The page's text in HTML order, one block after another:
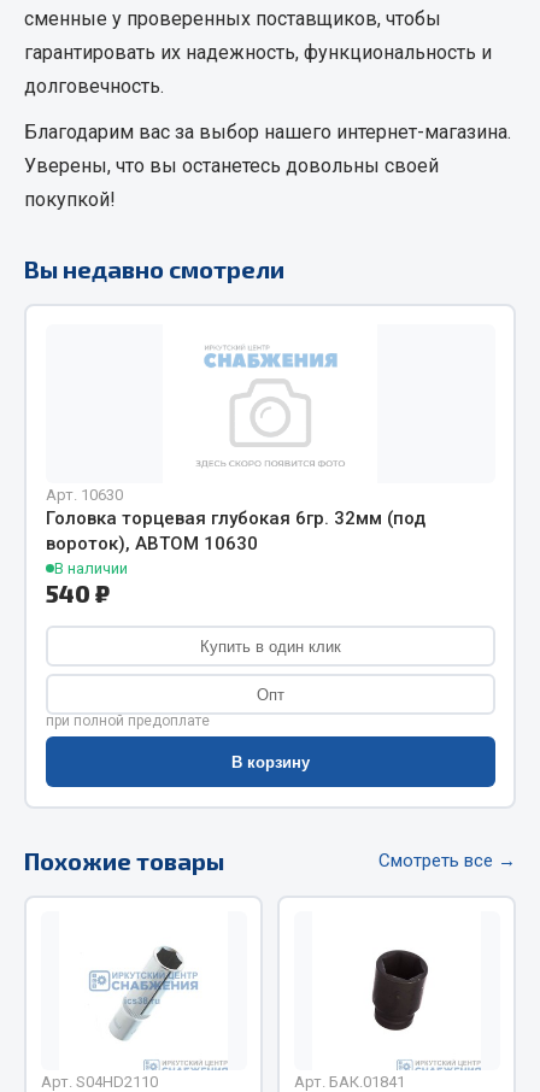
Пружины
Хомуты
Весь раздел
Соединительные элементы
Адаптеры и переходники
Трубки, муфты, гайки
Угольники
Фитинги
Штуцеры
Весь раздел
Инструмент
Автомобильный инструмент
Крепежный инструмент
Режущий инструмент
Слесарный инструмент
Столярный инструмент
сменные у проверенных поставщиков, чтобы
гарантировать их надежность, функциональность и
долговечность.
Благодарим вас за выбор нашего интернет-магазина.
Уверены, что вы останетесь довольны своей
покупкой!
Вы недавно смотрели
Арт. 10630
Головка торцевая глубокая 6гр. 32мм (под
вороток), АВТОМ 10630
В наличии
540 ₽
Купить в один клик
Опт
при полной предоплате
В корзину
Похожие товары Смотреть все →
Арт. S04HD2110 Арт. БАК.01841